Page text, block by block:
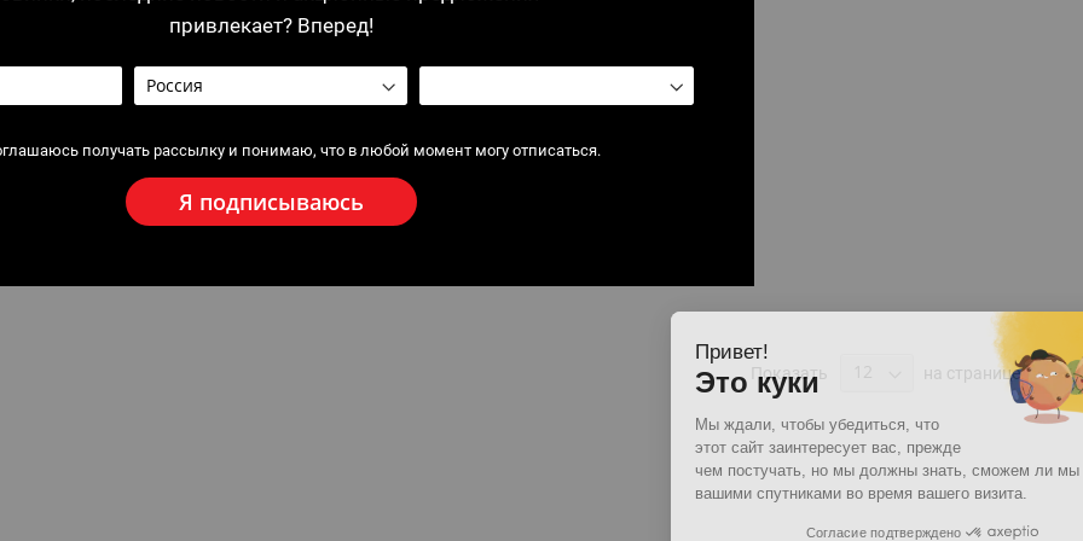
Показать на странице
привлекает? Вперед!
получать рассылку и понимаю, что в любой момент могу отписаться.
Я подписываюсь
Это куки
Мы ждали, чтобы убедиться, что
этот сайт заинтересует вас, прежде
чем постучать, но мы должны знать, сможем ли мы стать
вашими спутниками во время вашего визита.
Согласие подтверждено